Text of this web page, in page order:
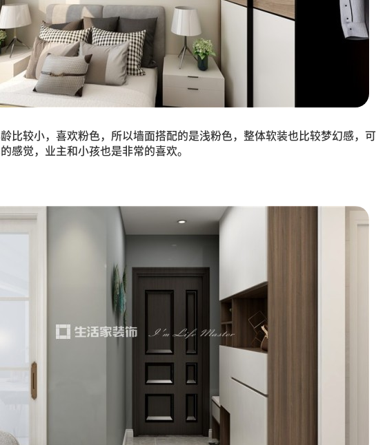
比较小，喜欢粉色，所以墙面搭配的是浅粉色，整体软装也比较梦幻感，
感觉，业主和小孩也是非常的喜欢。